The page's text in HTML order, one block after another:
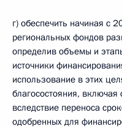
г) обеспечить начиная с
региональных фондов
определив объемы и
источники
использование в этих
благосостояния,
вследствие переноса
одобренных для